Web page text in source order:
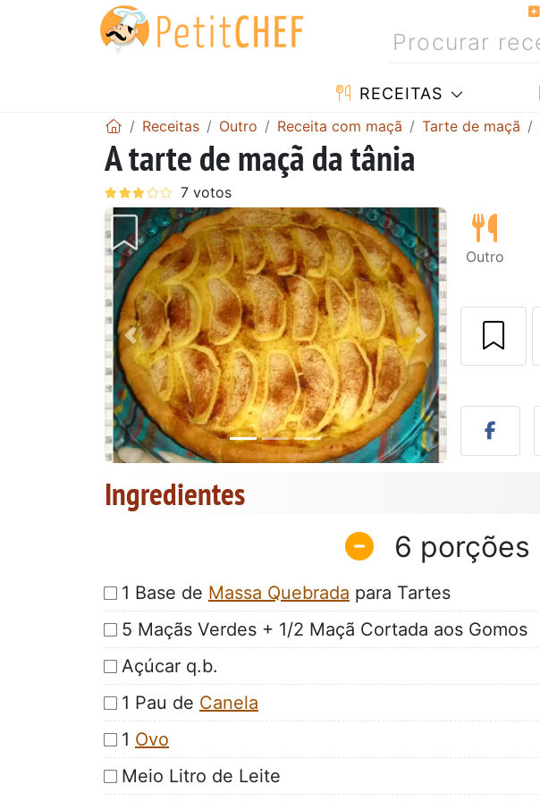
RECEITAS
Receitas Outro Receita com maçã Tarte de maçã
A tarte de maçã da tânia
Anterior Next
Outro
Ingredientes
6
1 Base de Massa Quebrada para Tartes
5 Maçãs Verdes + 1/2 Maçã Cortada aos Gomos
Açúcar q.b.
1 Pau de Canela
1 Ovo
Meio Litro de Leite